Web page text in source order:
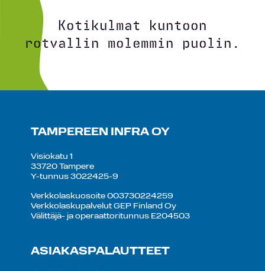
Kotikulmat kuntoon
rotvallin molemmin puolin.
TAMPEREEN INFRA OY
Visiokatu 1
33720 Tampere
Y-tunnus 3022425-9
Verkkolaskuosoite 003730224259
Verkkolaskupalvelut GEP Finland Oy
Välittäjä- ja operaattoritunnus E204503
ASIAKASPALAUTTEET